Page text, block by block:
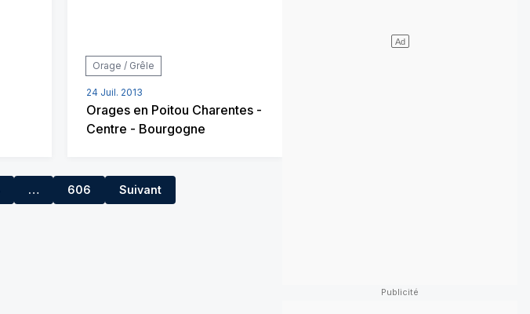
Orage / Grêle
24 Juil. 2013
Orages en Poitou Charentes -
Centre - Bourgogne
…
559 606 Suivant